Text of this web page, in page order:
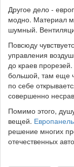
Другое дело -
модно. Материал
шумный.
Повсюду
управления
до краев
большой, там еще
по себе
совершенно
Помимо этого,
вещей. Европанель
решение многих
отечественных